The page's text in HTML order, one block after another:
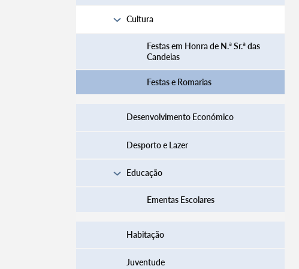
Filtros
Cultura
Festas em Honra de N.ª Sr.ª das
Candeias
Festas e Romarias
Desenvolvimento Económico
Desporto e Lazer
Educação
Ementas Escolares
Habitação
Juventude